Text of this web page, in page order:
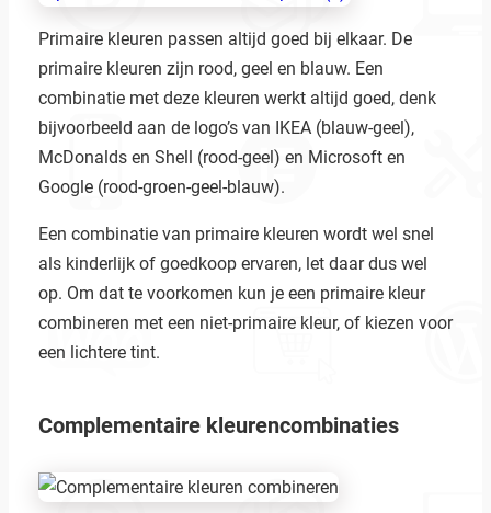
Primaire kleuren passen altijd goed bij elkaar. De
primaire kleuren zijn rood, geel en blauw. Een
combinatie met deze kleuren werkt altijd goed, denk
bijvoorbeeld aan de logo’s van IKEA (blauw-geel),
McDonalds en Shell (rood-geel) en Microsoft en
Google (rood-groen-geel-blauw).
Een combinatie van primaire kleuren wordt wel snel
als kinderlijk of goedkoop ervaren, let daar dus wel
op. Om dat te voorkomen kun je een primaire kleur
combineren met een niet-primaire kleur, of kiezen voor
een lichtere tint.
Complementaire kleurencombinaties